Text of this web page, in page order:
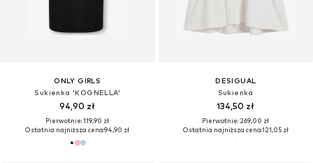
ONLY GIRLS
Sukienka 'KOGNELLA'
94,90 zł
Pierwotnie: 119,90 zł
Ostatnia najniższa cena:94,90 zł
DESIGUAL
Sukienka
134,50 zł
Pierwotnie: 269,00 zł
Ostatnia najniższa cena:121,05 zł